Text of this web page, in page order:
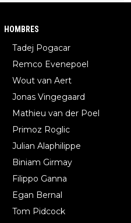
HOMBRES
Tadej Pogacar
Remco Evenepoel
Wout van Aert
Jonas Vingegaard
Mathieu van der Poel
Primoz Roglic
Julian Alaphilippe
Biniam Girmay
Filippo Ganna
Egan Bernal
Tom Pidcock